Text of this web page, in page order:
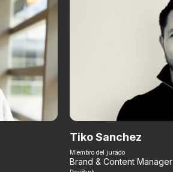
Tiko Sanchez
Miembro del jurado
Brand & Content Manager